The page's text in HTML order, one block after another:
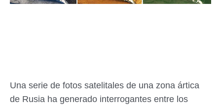
Una serie de fotos satelitales de una zona ártica
de Rusia ha generado interrogantes entre los